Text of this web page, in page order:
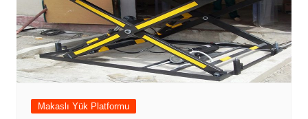
Makaslı Yük Platformu